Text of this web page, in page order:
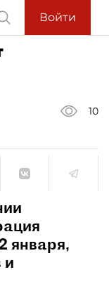
Войти
10
января,
и